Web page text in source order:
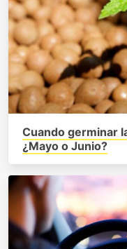
Cuando germinar
¿Mayo o Junio?